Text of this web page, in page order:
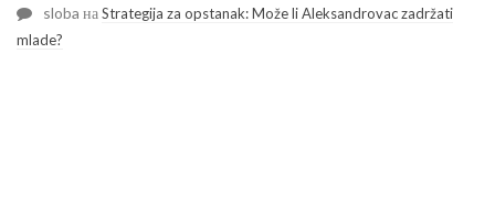
sloba наStrategija za opstanak: Može li Aleksandrovac zadržati
mlade?